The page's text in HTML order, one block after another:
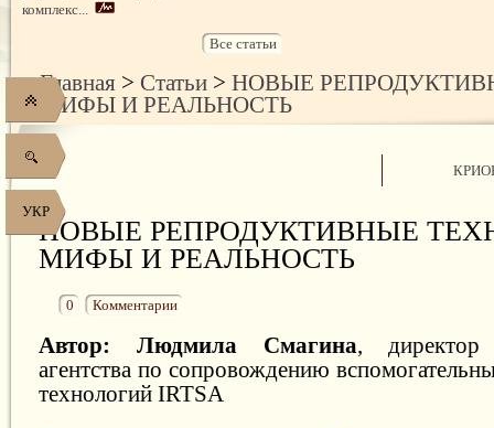
УКР
комплекс...
Все статьи
Главная > Статьи > НОВЫЕ
МИФЫ И РЕАЛЬНОСТЬ
НОВЫЕ РЕПРОДУКТИВНЫЕ
МИФЫ И РЕАЛЬНОСТЬ
0 Комментарии
Автор: Людмила Смагина, директор
агентства по сопровождению
технологий IRTSA